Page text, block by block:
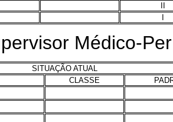
Médico-
SITUAÇÃO ATUAL
CLASSE